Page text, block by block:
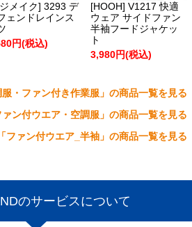
メイク] 3293 デ
ェンドレインス
円(税込)
[HOOH] V1217 快適
ウェア サイドファン
半袖フードジャケッ
ト
3,980円(税込)
服・ファン付き作業服」の商品一覧を見る
ァン付ウエア・空調服」の商品一覧を見る
「ファン付ウエア_半袖」の商品一覧を見る
のサービスについて